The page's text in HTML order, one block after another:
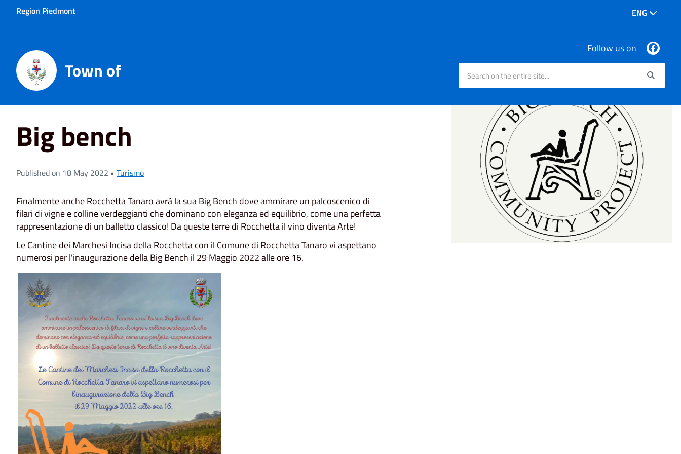
Region Piedmont ENG
Town of
Follow us on
Home
Big bench
Published on 18 May 2022 • Turismo
Finalmente anche Rocchetta Tanaro avrà la sua Big Bench dove ammirare un palcoscenico di
filari di vigne e colline verdeggianti che dominano con eleganza ed equilibrio, come una perfetta
rappresentazione di un balletto classico! Da queste terre di Rocchetta il vino diventa Arte!
Le Cantine dei Marchesi Incisa della Rocchetta con il Comune di Rocchetta Tanaro vi aspettano
numerosi per l'inaugurazione della Big Bench il 29 Maggio 2022 alle ore 16.